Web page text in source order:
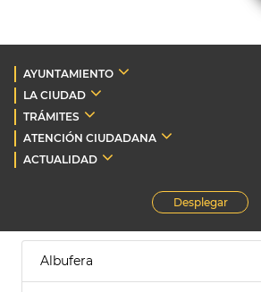
AYUNTAMIENTO
LA CIUDAD
TRÁMITES
ATENCIÓN CIUDADANA
ACTUALIDAD
Desplegar
Albufera